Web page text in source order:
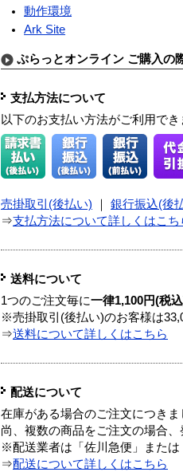
動作環境
Ark Site
ぷらっとオンライン ご購入の
支払方法について
以下のお支払い方法がご利用でき
売掛取引(後払い) 銀行振込(後
⇒支払方法について詳しくはこち
送料について
1つのご注文毎に一律1,100円(税
※売掛取引(後払い)のお客様は
⇒送料について詳しくはこちら
配送について
在庫がある場合のご注文につき
尚、複数の商品をご注文の場合
※配送業者は「佐川急便」また
⇒配送について詳しくはこちら